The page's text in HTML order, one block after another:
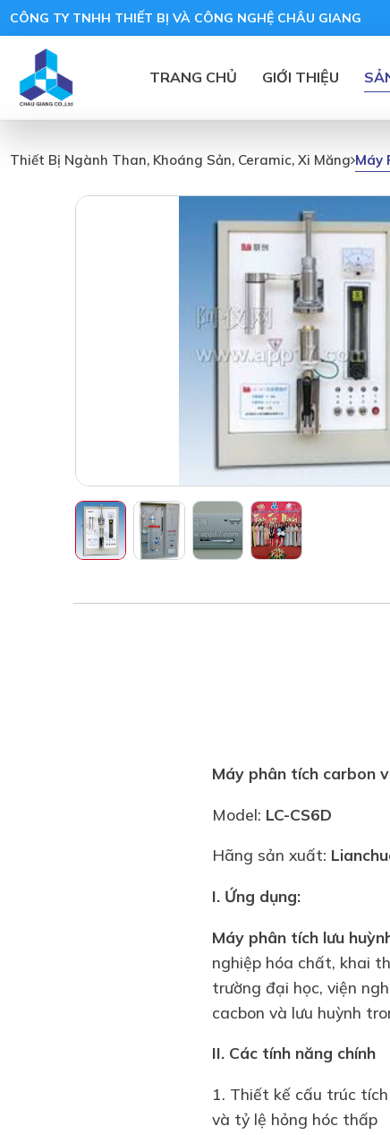
CÔNG TY TNHH THIẾT BỊ VÀ CÔNG NGHỆ CHÂU GIANG
TRANG CHỦ GIỚI THIỆU
Thiết Bị Ngành Than, Khoáng Sản, Ceramic, Xi Măng Máy
Máy phân tích carbon
Model: LC-CS6D
Hãng sản xuất:
I. Ứng dụng:
Máy phân tích lưu
nghiệp hóa chất, khai
trường đại học, viện
cacbon và lưu huỳnh
II. Các tính năng chính
1. Thiết kế cấu trúc
và tỷ lệ hỏng hóc thấp